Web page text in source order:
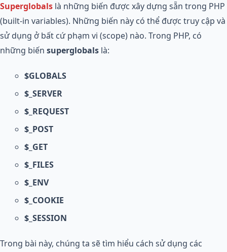
Superglobals là những biến được xây dựng sẵn trong PHP
(built-in variables). Những biến này có thể được truy cập và
sử dụng ở bất cứ phạm vi (scope) nào. Trong PHP, có
những biến superglobals là:
$GLOBALS
$_SERVER
$_REQUEST
$_POST
$_GET
$_FILES
$_ENV
$_COOKIE
$_SESSION
Trong bài này, chúng ta sẽ tìm hiểu cách sử dụng các